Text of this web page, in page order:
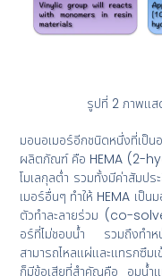
รูปที่ 2 ภาพแส
มอนอเมอร์อีกชนิดหนึ่งที่เป็น
ผลิตภัณฑ์ คือ HEMA (2-
โมเลกุลต่ำ รวมทั้งมีค่าสัมปร
เมอร์อื่นๆ ทำให้ HEMA เป็น
ตัวทำละลายร่วม (co-
อร์ที่ไม่ชอบน้ำ รวมถึงทำ
สามารถไหลแผ่และแทรกซึ
ก็มีข้อเสียที่สำคัญคือ อมน้ำแ